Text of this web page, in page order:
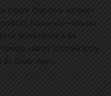
nostre Dret civil- estaven
Fixeu-vos –ens diu-
la presència a les
i altres feixistes (com
de Cristo Rey”).